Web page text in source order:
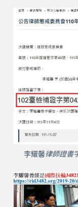
李耀馨律師證書